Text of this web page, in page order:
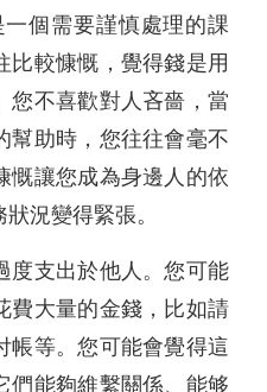
個需要謹慎處理的課
比較慷慨，覺得錢是用
您不喜歡對人吝嗇，當
幫助時，您往往會毫不
慨讓您成為身邊人的依
況變得緊張。
度支出於他人。您可能
費大量的金錢，比如請
帳等。您可能會覺得這
們能夠維繫關係、能够